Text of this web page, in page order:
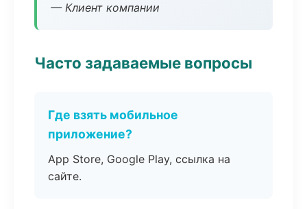
— Клиент компании
Часто задаваемые вопросы
Где взять мобильное
приложение?
App Store, Google Play, ссылка на
сайте.